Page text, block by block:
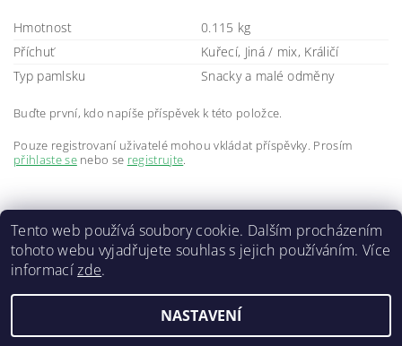
Hmotnost
0.115 kg
Příchuť
Kuřecí, Jiná / mix, Králičí
Typ pamlsku
Snacky a malé odměny
Buďte první, kdo napíše příspěvek k této položce.
Pouze registrovaní uživatelé mohou vkládat příspěvky. Prosím
přihlaste senebo se registrujte.
Doprava a platba
2026 ©ZVĚROKRÁM, všechna práva vyhrazena
Tento web používá soubory cookie. Dalším procházením
tohoto webu vyjadřujete souhlas s jejich používáním. Více
informacízde.
NASTAVENÍ